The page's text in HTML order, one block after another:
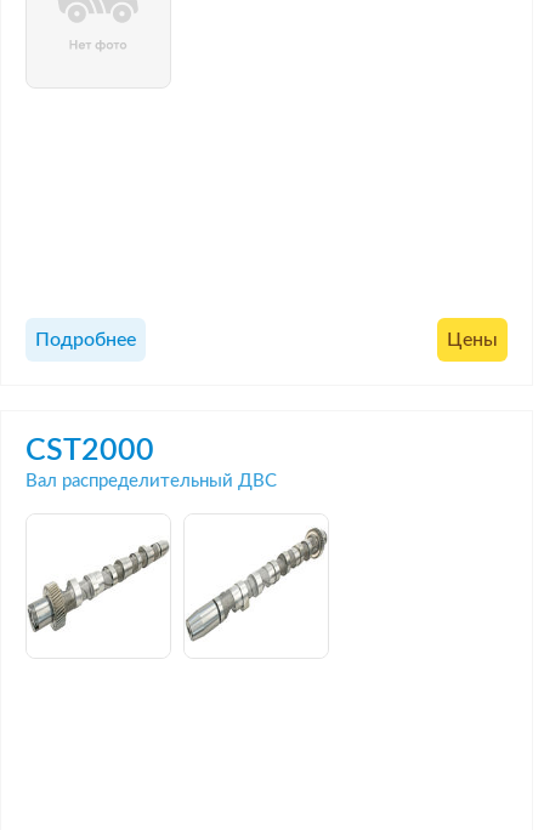
Подробнее Цены
CST2000
Вал распределительный ДВС